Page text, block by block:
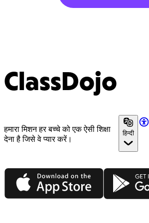
ClassDojo
हमारा मिशन हर बच्चे को एक ऐसी शिक्षा
देना है जिसे वे प्यार करें।
हिन्दी
App Store Google Play